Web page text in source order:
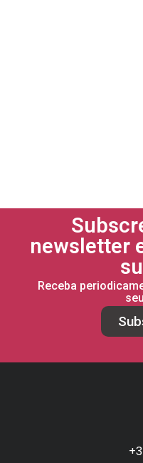
newsletter
Receba